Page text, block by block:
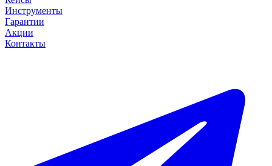
Инструменты
Гарантии
Акции
Контакты